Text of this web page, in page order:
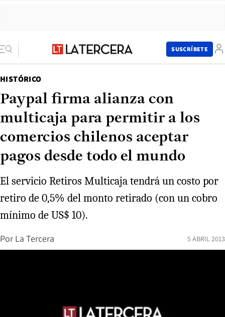
SUSCRÍBETE
HISTÓRICO
Paypal firma alianza con
multicaja para permitir a los
comercios chilenos aceptar
pagos desde todo el mundo
El servicio Retiros Multicaja tendrá un costo por
retiro de 0,5% del monto retirado (con un cobro
mínimo de US$ 10).
Por La Tercera 5 ABRIL 2013